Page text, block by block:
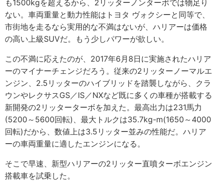
も1500kgを超えるから、2リッターノンターボでは物足り
ない。車両重量と動力性能はトヨタ ヴォクシーと同等で、
市街地を走るなら実用的な不満はないが、ハリアーは価格
の高い上級SUVだ。もう少しパワーが欲しい。
この不満に応えたのが、2017年6月8日に実施されたハリア
ーのマイナーチェンジだろう。従来の2リッターノーマルエ
ンジン、2.5リッターのハイブリッドを踏襲しながら、クラ
ウンやレクサスGS／IS／NXなど既に多くの車種が搭載する
新開発の2リッターターボを加えた。最高出力は231馬力
(5200～5600回転)、最大トルクは35.7kg-m(1650～4000
回転)だから、数値上は3.5リッター並みの性能だ。ハリア
ーの車両重量に適したエンジンになる。
そこで早速、新型ハリアーの2リッター直噴ターボエンジン
搭載車を試乗した。